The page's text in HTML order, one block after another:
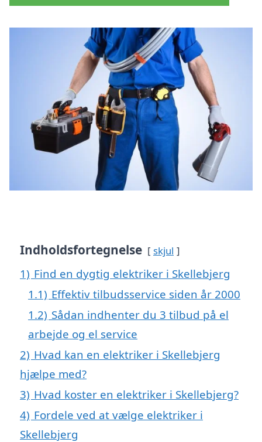
Indholdsfortegnelse skjul
1) Find en dygtig elektriker i Skellebjerg
1.1) Effektiv tilbudsservice siden år 2000
1.2) Sådan indhenter du 3 tilbud på el
arbejde og el service
2) Hvad kan en elektriker i Skellebjerg
hjælpe med?
3) Hvad koster en elektriker i Skellebjerg?
4) Fordele ved at vælge elektriker i
Skellebjerg